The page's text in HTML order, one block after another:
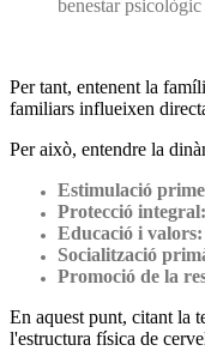
benestar psicològic
Per tant, entenent la
familiars influeixen
Per això, entendre la
Estimulació
Protecció integral:
Educació i valors:
Socialització
Promoció de la
En aquest punt, citant la
l'estructura física de